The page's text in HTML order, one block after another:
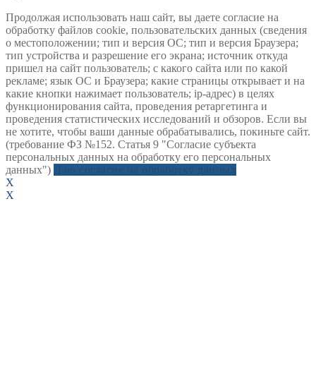
Продолжая использовать наш сайт, вы даете согласие на
обработку файлов cookie, пользовательских данных (сведения
о местоположении; тип и версия ОС; тип и версия Браузера;
тип устройства и разрешение его экрана; источник откуда
пришел на сайт пользователь; с какого сайта или по какой
рекламе; язык ОС и Браузера; какие страницы открывает и на
какие кнопки нажимает пользователь; ip-адрес) в целях
функционирования сайта, проведения ретаргетинга и
проведения статистических исследований и обзоров. Если вы
не хотите, чтобы ваши данные обрабатывались, покиньте сайт.
(требование ФЗ №152. Статья 9 "Согласие субъекта
персональных данных на обработку его персональных
данных")
X
X